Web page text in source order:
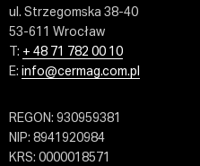
ul. Strzegomska 38-40
53-611 Wrocław
T: + 48 71 782 00 10
E: info@cermag.com.pl
REGON: 930959381
NIP: 8941920984
KRS: 0000018571